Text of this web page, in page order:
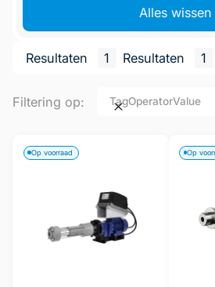
Alles wissen
Resultaten 1 Resultaten 1
Filtering op: TagOperatorValue
Op voorraad Op